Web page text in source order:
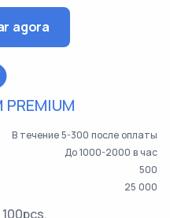
agora
В течение 5-300 после оплаты
До 1000-2000 в час
500
25 000